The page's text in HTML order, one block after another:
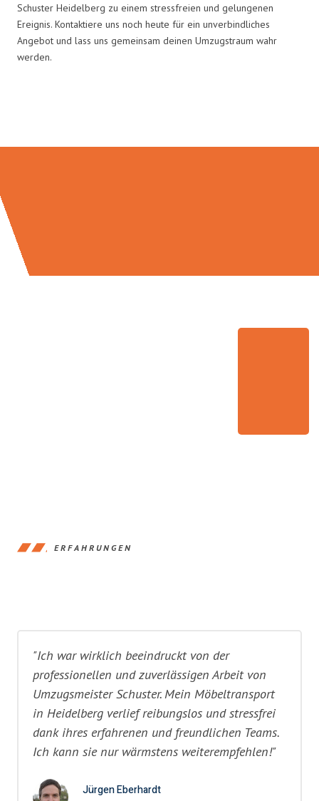
Schuster Heidelberg zu einem stressfreien und gelungenen
Ereignis. Kontaktiere uns noch heute für ein unverbindliches
Angebot und lass uns gemeinsam deinen Umzugstraum wahr
werden.
ERFAHRUNGEN
"Ich war wirklich beeindruckt von der
professionellen und zuverlässigen Arbeit von
Umzugsmeister Schuster. Mein Möbeltransport
in Heidelberg verlief reibungslos und stressfrei
dank ihres erfahrenen und freundlichen Teams.
Ich kann sie nur wärmstens weiterempfehlen!"
Jürgen Eberhardt